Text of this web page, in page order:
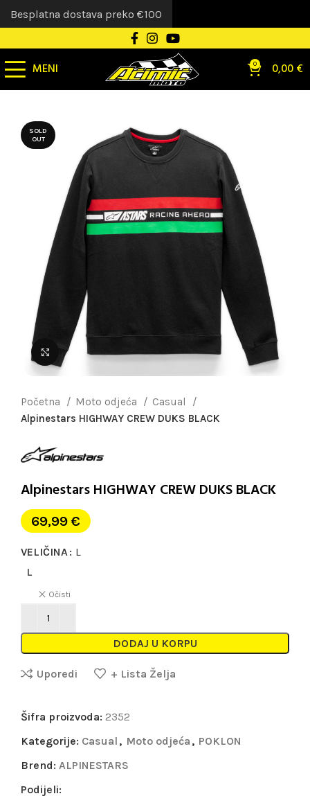
MENI 0 0,00€
SOLD
OUT
Uvećaj sliku
Početna Moto odjeća
Casual
Alpinestars HIGHWAY CREW DUKS BLACK
Alpinestars HIGHWAY CREW DUKS BLACK
69,99 €
VELIČINA
L
L
Očisti
DODAJ U KORPU
Uporedi + Lista Želja
Šifra proizvoda: 2352
Kategorije: Casual , Moto odjeća , POKLON
Brend: ALPINESTARS
Podijeli:
Besplatna dostava preko €100